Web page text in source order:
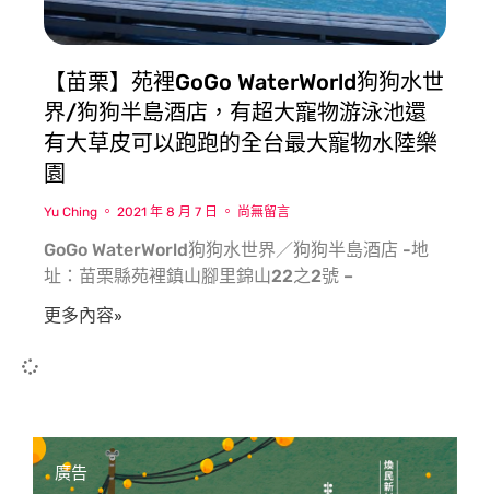
【苗栗】苑裡GoGo WaterWorld狗狗水世
界/狗狗半島酒店，有超大寵物游泳池還
有大草皮可以跑跑的全台最大寵物水陸樂
園
Yu Ching 2021 年 8 月 7 日 尚無留言
GoGo WaterWorld狗狗水世界／狗狗半島酒店 -地
址：苗栗縣苑裡鎮山腳里錦山22之2號 –
更多內容»
廣告